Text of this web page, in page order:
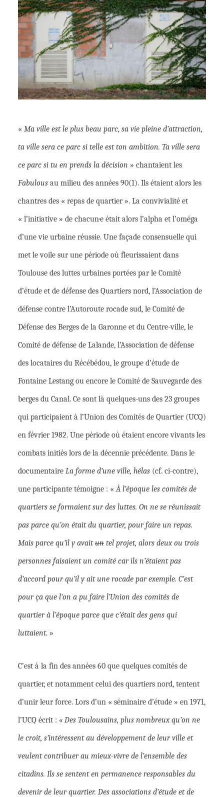
« Ma ville est le plus beau parc, sa vie pleine d’attraction,
ta ville sera ce parc si telle est ton ambition. Ta ville sera
ce parc si tu en prends la décision » chantaient les
Fabulous au milieu des années 90(1). Ils étaient alors les
chantres des « repas de quartier ». La convivialité et
« l’initiative » de chacun·e était alors l’alpha et l’oméga
d’une vie urbaine réussie. Une façade consensuelle qui
met le voile sur une période où fleurissaient dans
Toulouse des luttes urbaines portées par le Comité
d’étude et de défense des Quartiers nord, l’Association de
défense contre l’Autoroute rocade sud, le Comité de
Défense des Berges de la Garonne et du Centre-ville, le
Comité de défense de Lalande, l’Association de défense
des locataires du Récébédou, le groupe d’étude de
Fontaine Lestang ou encore le Comité de Sauvegarde des
berges du Canal. Ce sont là quelques-uns des 23 groupes
qui participaient à l’Union des Comités de Quartier (UCQ)
en février 1982. Une période où étaient encore vivants les
combats initiés lors de la décennie précédente. Dans le
documentaire La forme d’une ville, hélas (cf. ci-contre),
une participante témoigne : «À l’époque les comités de
quartiers se formaient sur des luttes. On ne se réunissait
pas parce qu’on était du quartier, pour faire un repas.
Mais parce qu’il y avait un tel projet, alors deux ou trois
personnes faisaient un comité car ils n’étaient pas
d’accord pour qu’il y ait une rocade par exemple. C’est
pour ça que l’on a pu faire l’Union des comités de
quartier à l’époque parce que c’était des gens qui
luttaient. »
C’est à la fin des années 60 que quelques comités de
quartier, et notamment celui des quartiers nord, tentent
d’unir leur force. Lors d’un « séminaire d’étude » en 1971,
l’UCQ écrit : « Des Toulousains, plus nombreux qu’on ne
le croit, s’intéressent au développement de leur ville et
veulent contribuer au mieux-vivre de l’ensemble des
citadins. Ils se sentent en permanence responsables du
devenir de leur quartier. Des associations d’étude et de